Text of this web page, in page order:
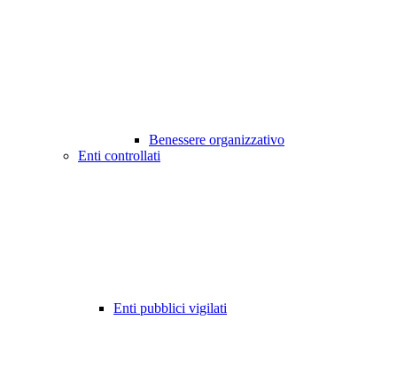
Benessere organizzativo
Enti controllati
Enti pubblici vigilati